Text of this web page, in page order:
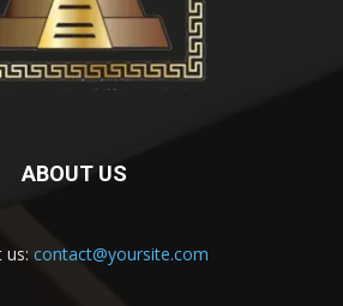
ABOUT US
us: contact@yoursite.com